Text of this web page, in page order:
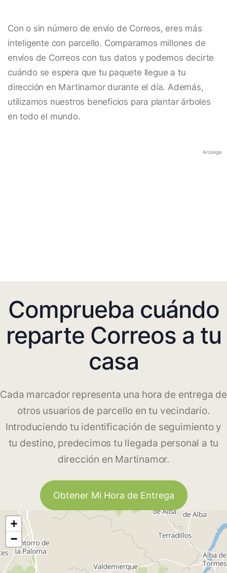
Con o sin número de envío de Correos, eres más
inteligente con parcello. Comparamos millones de
envíos de Correos con tus datos y podemos decirte
cuándo se espera que tu paquete llegue a tu
dirección en Martinamor durante el día. Además,
utilizamos nuestros beneficios para plantar árboles
en todo el mundo.
Anzeige
Comprueba cuándo
reparte Correos a tu
casa
Cada marcador representa una hora de entrega de
otros usuarios de parcello en tu vecindario.
Introduciendo tu identificación de seguimiento y
tu destino, predecimos tu llegada personal a tu
dirección en Martinamor.
Obtener Mi Hora de Entrega
+
−